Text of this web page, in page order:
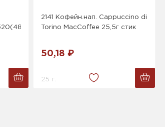
2141 Кофейн.нап. Cappuccino di
Torino MacCoffee 25,5г стик
50,18 ₽
25 г.